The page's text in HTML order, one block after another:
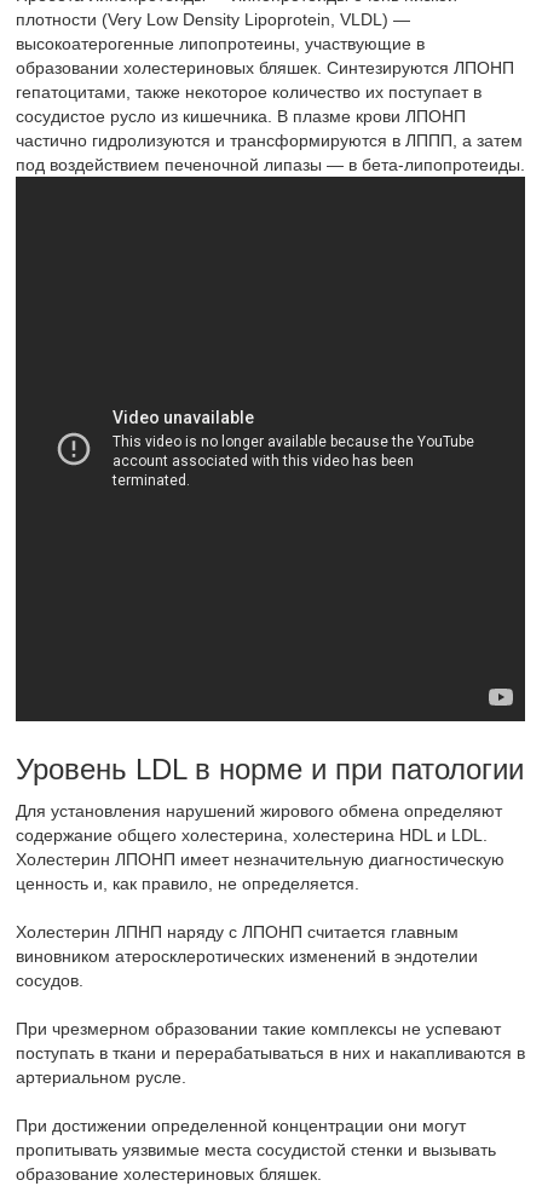
плотности (Very Low Density Lipoprotein, VLDL) —
высокоатерогенные липопротеины, участвующие в
образовании холестериновых бляшек. Синтезируются ЛПОНП
гепатоцитами, также некоторое количество их поступает в
сосудистое русло из кишечника. В плазме крови ЛПОНП
частично гидролизуются и трансформируются в ЛППП, а затем
под воздействием печеночной липазы — в бета-липопротеиды.
Уровень LDL в норме и при патологии
Для установления нарушений жирового обмена определяют
содержание общего холестерина, холестерина HDL и LDL.
Холестерин ЛПОНП имеет незначительную диагностическую
ценность и, как правило, не определяется.
Холестерин ЛПНП наряду с ЛПОНП считается главным
виновником атеросклеротических изменений в эндотелии
сосудов.
При чрезмерном образовании такие комплексы не успевают
поступать в ткани и перерабатываться в них и накапливаются в
артериальном русле.
При достижении определенной концентрации они могут
пропитывать уязвимые места сосудистой стенки и вызывать
образование холестериновых бляшек.